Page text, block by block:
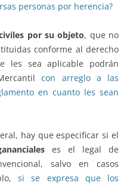
personas por herencia?
por su objeto, que no
conforme al derecho
les sea aplicable podrán
con arreglo a las
en cuanto les sean
hay que especificar si el
es el legal de
salvo en casos
si se expresa que los